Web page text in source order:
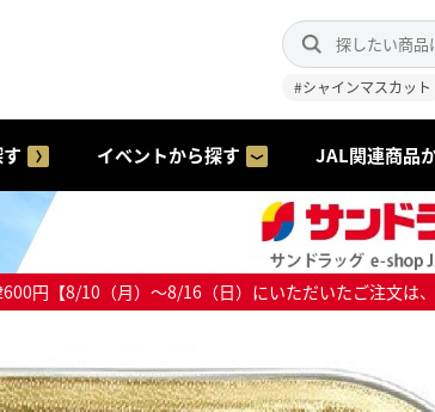
#シャインマスカット
イベントから探す JAL関連商品
円【8/10（月）～8/16（日）にいただいたご注文は